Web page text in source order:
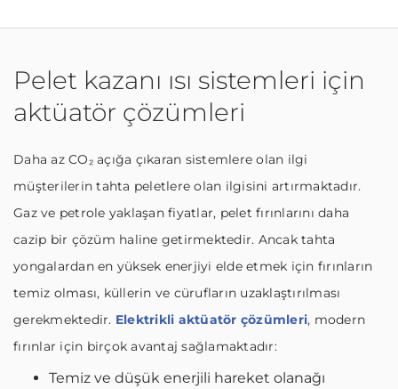
Pelet kazanı ısı sistemleri için
aktüatör çözümleri
Daha az CO₂ açığa çıkaran sistemlere olan ilgi
müşterilerin tahta peletlere olan ilgisini artırmaktadır.
Gaz ve petrole yaklaşan fiyatlar, pelet fırınlarını daha
cazip bir çözüm haline getirmektedir. Ancak tahta
yongalardan en yüksek enerjiyi elde etmek için fırınların
temiz olması, küllerin ve cürufların uzaklaştırılması
gerekmektedir. Elektrikli aktüatör çözümleri, modern
fırınlar için birçok avantaj sağlamaktadır:
Temiz ve düşük enerjili hareket olanağı